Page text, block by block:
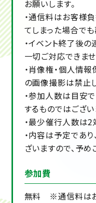
お願いします。
・通信料はお客様
てしまった場合で
・イベント終了後
一切ご対応できま
・肖像権・個人情
の画像撮影は禁止
・参加人数は目安
するものではござい
・最少催行人数は2
・内容は予定であ
ざいますので、予め
参加費
無料 ※通信料はお